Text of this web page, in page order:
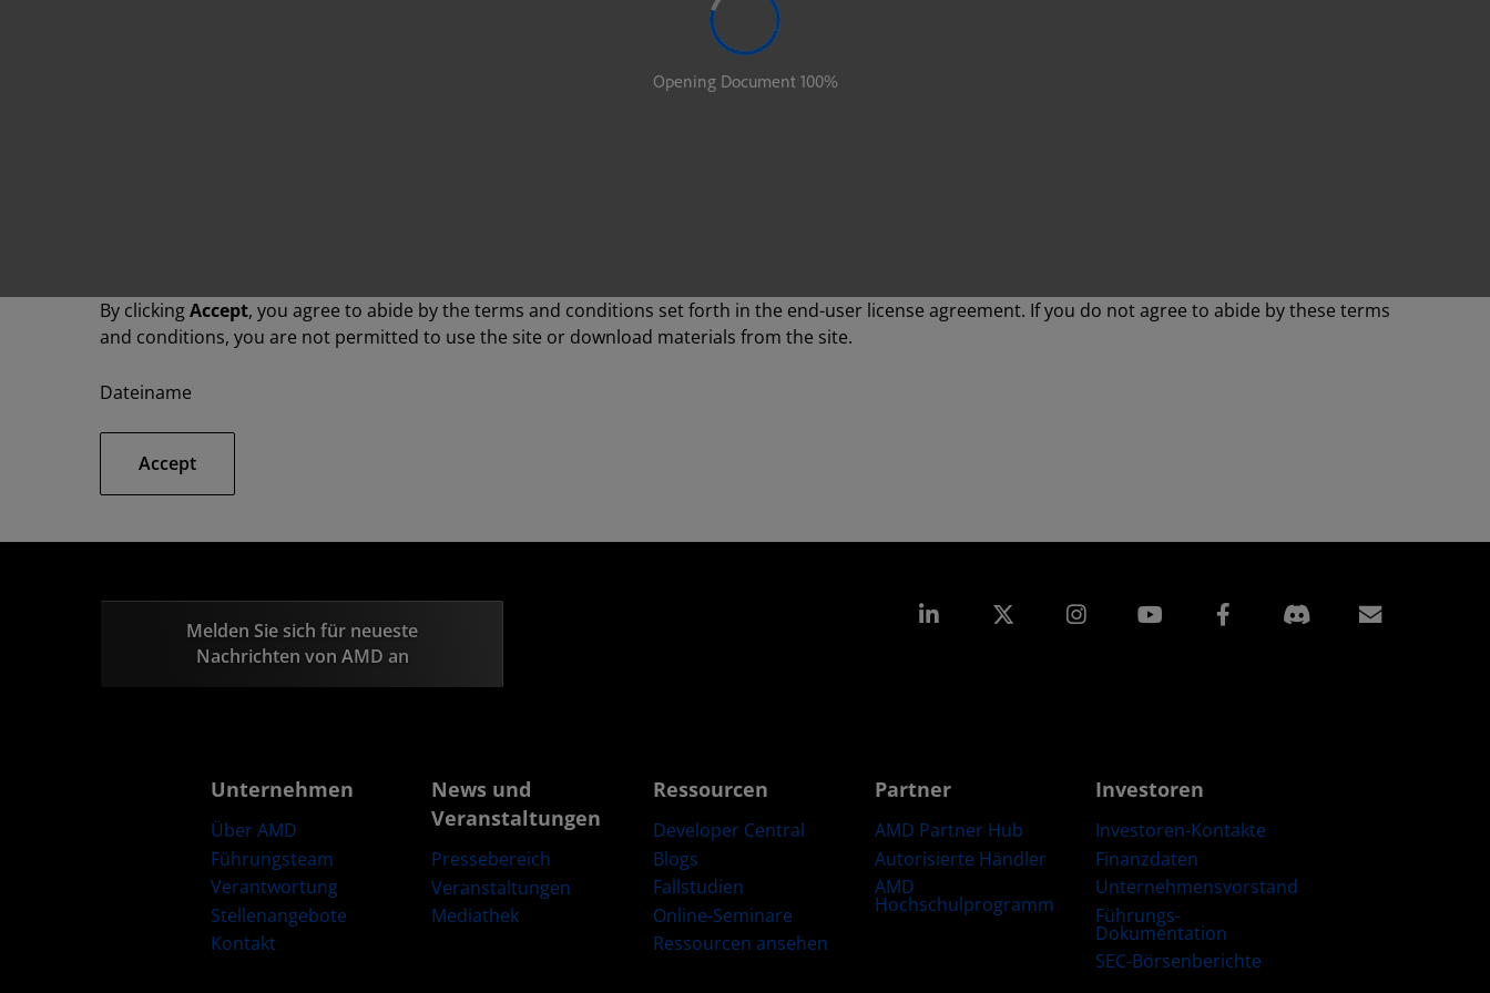
By clickingAccept, you agree to abide by the terms and conditions set forth in the end-user license agreement. If you do not agree to abide by these terms
and conditions, you are not permitted to use the site or download materials from the site.
Dateiname
Accept
Melden Sie sich für neueste
Nachrichten von AMD an
LinkedIn Instagram Facebook
Unternehmen
Über AMD
Führungsteam
Verantwortung
Stellenangebote
Kontakt
News und
Veranstaltungen
Pressebereich
Veranstaltungen
Mediathek
Ressourcen
Developer Central
Blogs
Fallstudien
Online-Seminare
Ressourcen ansehen
Partner
AMD Partner Hub
Autorisierte Händler
AMD
Hochschulprogramm
Investoren
Investoren-Kontakte
Finanzdaten
Unternehmensvorstand
Führungs-
Dokumentation
SEC-Börsenberichte